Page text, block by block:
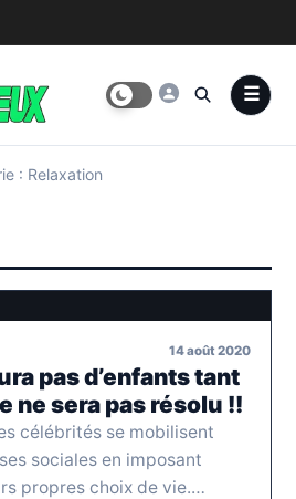
: Relaxation
14 août 2020
pas d’enfants tant
ne sera pas résolu !!
célébrités se mobilisent
sociales en imposant
propres choix de vie.…